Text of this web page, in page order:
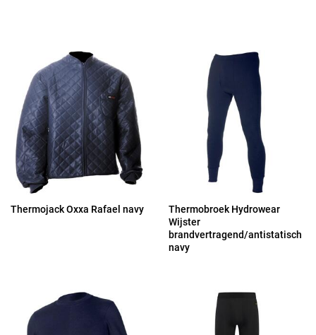
Thermojack Oxxa Rafael navy
Thermobroek Hydrowear
Wijster
brandvertragend/antistatisch
navy